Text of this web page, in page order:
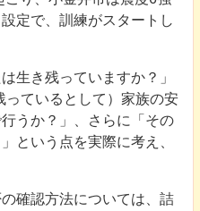
定で、訓練がスタートし
生き残っていますか？」
っているとして）家族の安
うか？」、さらに「その
という点を実際に考え、
確認方法については、詰